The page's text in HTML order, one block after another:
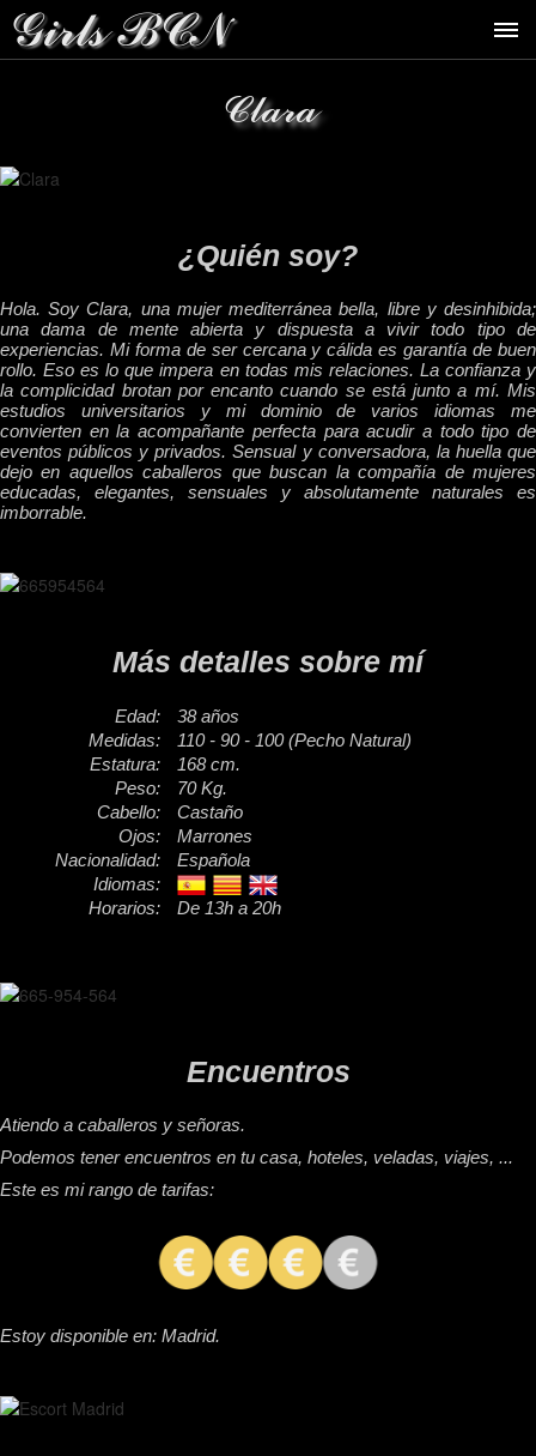
Clara
¿Quién soy?
Hola. Soy Clara, una mujer mediterránea bella, libre y desinhibida;
una dama de mente abierta y dispuesta a vivir todo tipo de
experiencias. Mi forma de ser cercana y cálida es garantía de buen
rollo. Eso es lo que impera en todas mis relaciones. La confianza y
la complicidad brotan por encanto cuando se está junto a mí. Mis
estudios universitarios y mi dominio de varios idiomas me
convierten en la acompañante perfecta para acudir a todo tipo de
eventos públicos y privados. Sensual y conversadora, la huella que
dejo en aquellos caballeros que buscan la compañía de mujeres
educadas, elegantes, sensuales y absolutamente naturales es
imborrable.
Más detalles sobre mí
Edad:
38 años
Medidas:
110 - 90 - 100 (Pecho Natural)
Estatura:
168 cm.
Peso:
70 Kg.
Cabello:
Castaño
Ojos:
Marrones
Nacionalidad:
Española
Idiomas:
Horarios:
De 13h a 20h
Encuentros
Atiendo a caballeros y señoras.
Podemos tener encuentros en tu casa, hoteles, veladas, viajes, ...
Este es mi rango de tarifas:
Estoy disponible en: Madrid.